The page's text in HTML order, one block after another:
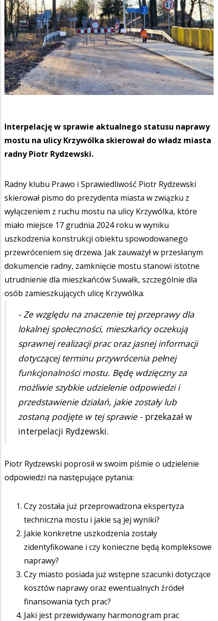
Interpelację w sprawie aktualnego statusu naprawy
mostu na ulicy Krzywólka skierował do władz miasta
radny Piotr Rydzewski.
Radny klubu Prawo i Sprawiedliwość Piotr Rydzewski
skierował pismo do prezydenta miasta w związku z
wyłączeniem z ruchu mostu na ulicy Krzywólka, które
miało miejsce 17 grudnia 2024 roku w wyniku
uszkodzenia konstrukcji obiektu spowodowanego
przewróceniem się drzewa. Jak zauważył w przesłanym
dokumencie radny, zamknięcie mostu stanowi istotne
utrudnienie dla mieszkańców Suwałk, szczególnie dla
osób zamieszkujących ulicę Krzywólka.
- Ze względu na znaczenie tej przeprawy dla
lokalnej społeczności, mieszkańcy oczekują
sprawnej realizacji prac oraz jasnej informacji
dotyczącej terminu przywrócenia pełnej
funkcjonalności mostu. Będę wdzięczny za
możliwie szybkie udzielenie odpowiedzi i
przedstawienie działań, jakie zostały lub
zostaną podjęte w tej sprawie - przekazał w
interpelacji Rydzewski.
Piotr Rydzewski poprosił w swoim piśmie o udzielenie
odpowiedzi na następujące pytania:
Czy została już przeprowadzona ekspertyza
techniczna mostu i jakie są jej wyniki?
Jakie konkretne uszkodzenia zostały
zidentyfikowane i czy konieczne będą kompleksowe
naprawy?
Czy miasto posiada już wstępne szacunki dotyczące
kosztów naprawy oraz ewentualnych źródeł
finansowania tych prac?
Jaki jest przewidywany harmonogram prac